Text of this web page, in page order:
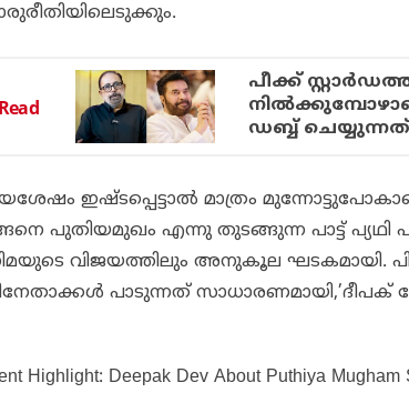
പീക്ക്
ഡബ്ബ്
ഇഷ്ടപ്പെട്ടാൽ മാത്രം
പുതിയമുഖം എന്നു തുടങ്ങുന്ന പാട്ട് പ്യഥി
വിജയത്തിലും അനുകൂല ഘടകമായി.
പാടുന്നത് സാധാരണമായി,’ദീപക്
Highlight: Deepak Dev About Puthiya Mugham